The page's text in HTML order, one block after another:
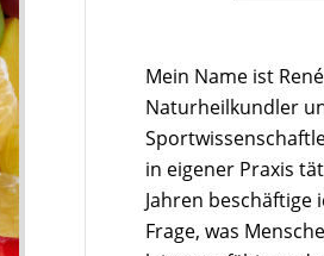
Mein Name ist
Naturheilkundler
in eigener Praxis
Jahren beschäftige
Frage, was